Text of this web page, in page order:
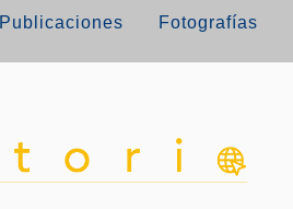
Publicaciones Fotografías